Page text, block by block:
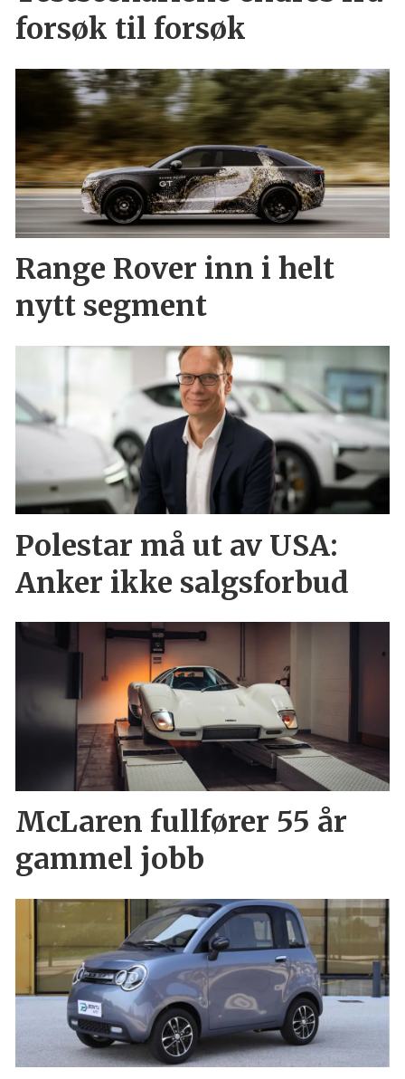
forsøk til forsøk
Range Rover inn i helt
nytt segment
Polestar må ut av USA:
Anker ikke salgsforbud
McLaren fullfører 55 år
gammel jobb